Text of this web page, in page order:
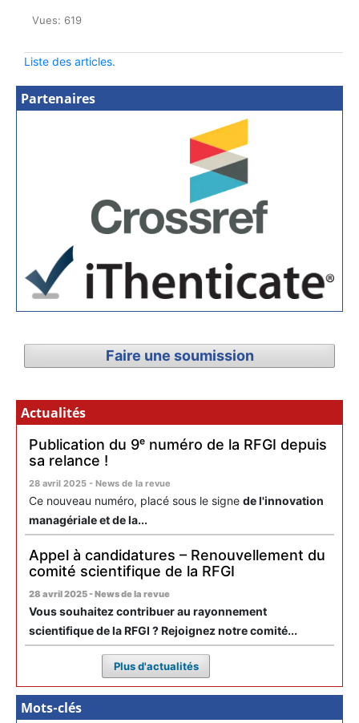
Vues: 619
Liste des articles.
Partenaires
Faire une soumission
Actualités
Publication du 9ᵉ numéro de la RFGI depuis
sa relance !
28 avril 2025 - News de la revue
Ce nouveau numéro, placé sous le signe de l'innovation
managériale et de la...
Appel à candidatures – Renouvellement du
comité scientifique de la RFGI
28 avril 2025 - News de la revue
Vous souhaitez contribuer au rayonnement
scientifique de la RFGI ? Rejoignez notre comité...
Plus d'actualités
Mots-clés